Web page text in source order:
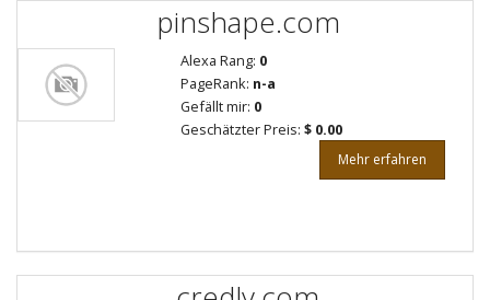
pinshape.com
Alexa Rang: 0
PageRank: n-a
Gefällt mir: 0
Geschätzter Preis: $ 0.00
Mehr erfahren